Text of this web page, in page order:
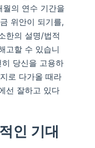
의 연수 기간을
위안이 되기를,
한의 설명/법적
고할 수 있습니
당신을 고용하
로 다가올 때라
선 잘하고 있다
인 기대